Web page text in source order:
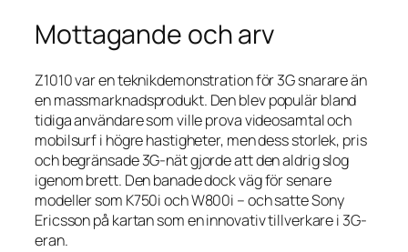
Mottagande och arv
Z1010 var en teknikdemonstration för 3G snarare än
en massmarknadsprodukt. Den blev populär bland
tidiga användare som ville prova videosamtal och
mobilsurf i högre hastigheter, men dess storlek, pris
och begränsade 3G-nät gjorde att den aldrig slog
igenom brett. Den banade dock väg för senare
modeller som K750i och W800i – och satte Sony
Ericsson på kartan som en innovativ tillverkare i 3G-
eran.